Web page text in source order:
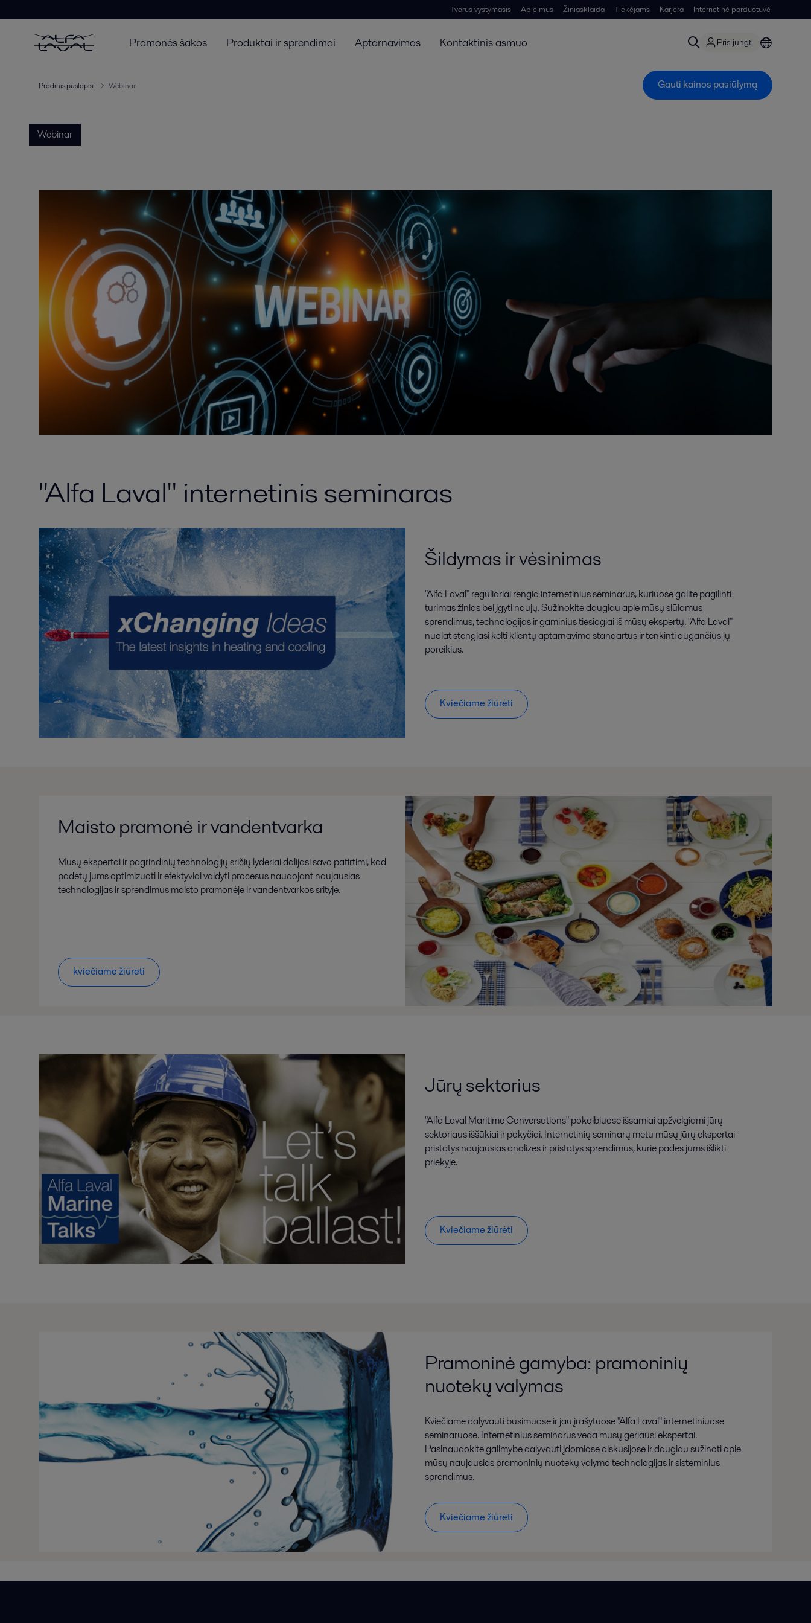
Tvarus vystymasis Apie mus Žiniasklaida Tiekėjams Karjera Internetinė parduotuvė
Pramonės šakos Produktai ir sprendimai Aptarnavimas Kontaktinis asmuo Prisijungti
Pradinis puslapis Webinar Gauti kainos pasiūlymą
Webinar
"Alfa Laval" internetinis seminaras
Šildymas ir vėsinimas
"Alfa Laval" reguliariai rengia internetinius seminarus, kuriuose galite pagilinti
turimas žinias bei įgyti naujų. Sužinokite daugiau apie mūsų siūlomus
sprendimus, technologijas ir gaminius tiesiogiai iš mūsų ekspertų. "Alfa Laval"
nuolat stengiasi kelti klientų aptarnavimo standartus ir tenkinti augančius jų
poreikius.
Kviečiame žiūrėti
Maisto pramonė ir vandentvarka
Mūsų ekspertai ir pagrindinių technologijų sričių lyderiai dalijasi savo patirtimi, kad
padėtų jums optimizuoti ir efektyviai valdyti procesus naudojant naujausias
technologijas ir sprendimus maisto pramonėje ir vandentvarkos srityje.
kviečiame žiūrėti
Jūrų sektorius
"Alfa Laval Maritime Conversations" pokalbiuose išsamiai apžvelgiami jūrų
sektoriaus iššūkiai ir pokyčiai. Internetinių seminarų metu mūsų jūrų ekspertai
pristatys naujausias analizes ir pristatys sprendimus, kurie padės jums išlikti
priekyje.
Kviečiame žiūrėti
Pramoninė gamyba: pramoninių
nuotekų valymas
Kviečiame dalyvauti būsimuose ir jau įrašytuose "Alfa Laval" internetiniuose
seminaruose. Internetinius seminarus veda mūsų geriausi ekspertai.
Pasinaudokite galimybe dalyvauti įdomiose diskusijose ir daugiau sužinoti apie
mūsų naujausias pramoninių nuotekų valymo technologijas ir sisteminius
sprendimus.
Kviečiame žiūrėti